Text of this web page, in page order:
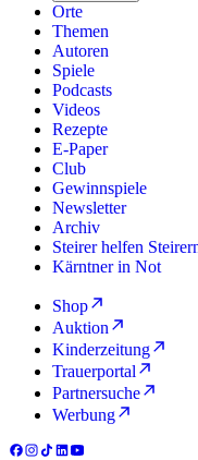
Orte
Themen
Autoren
Spiele
Podcasts
Videos
Rezepte
E-Paper
Club
Gewinnspiele
Newsletter
Archiv
Steirer helfen
Kärntner in Not
Shop
Auktion
Kinderzeitung
Trauerportal
Partnersuche
Werbung